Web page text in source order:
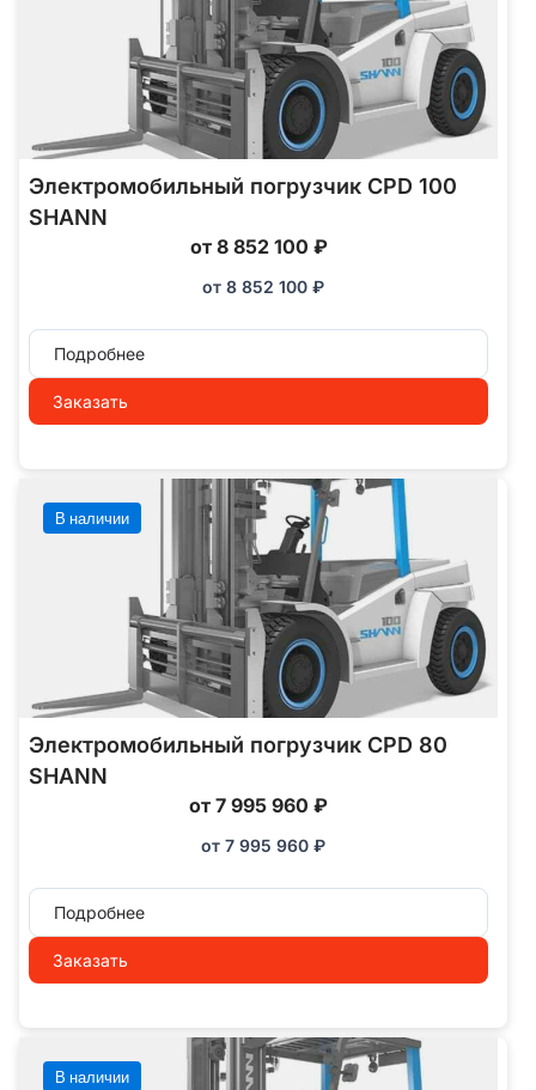
Электромобильный погрузчик CPD 100
SHANN
от 8 852 100 ₽
от 8 852 100 ₽
Подробнее
Заказать
В наличии
Электромобильный погрузчик CPD 80
SHANN
от 7 995 960 ₽
от 7 995 960 ₽
Подробнее
Заказать
В наличии